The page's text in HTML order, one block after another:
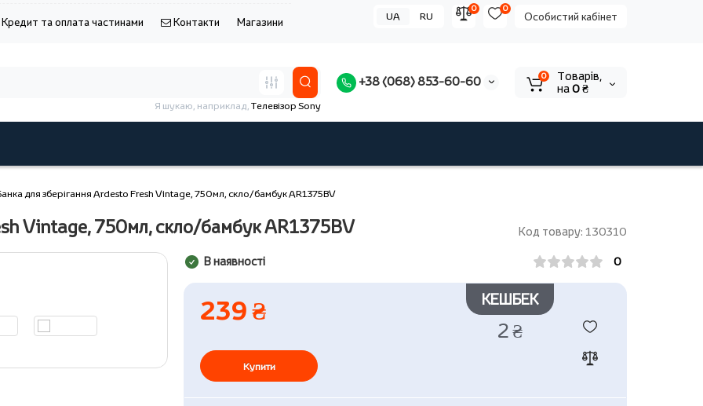
Кредит та оплата частинами Контакти Магазини Особистий кабінет
0
0
UA RU
+38 (068) 853-60-60
Я шукаю, наприклад,Телевізор Sony
0
Tоварів,
на0 ₴
для зберігання Ardesto Fresh Vintage, 750мл, скло/бамбук AR1375BV
Код товару: 130310
Vintage, 750мл, скло/бамбук AR1375BV
В наявності 0
239 ₴ КЕШБЕК
2 ₴
Купити